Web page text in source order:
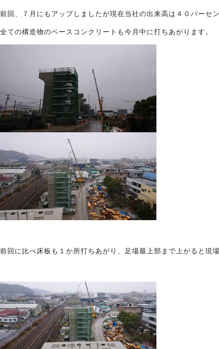
前回、７月にもアップしましたが現在当社の出来高は４０パーセ
全ての構造物のベースコンクリートも今月中に打ちあがります。
前回に比べ床板も１か所打ちあがり、足場最上部まで上がると現